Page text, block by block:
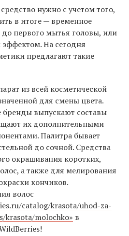
нужно с учетом того,
в итоге — временное
первого мытья головы, или
На сегодня
предлагают такие
из всей косметической
для смены цвета.
выпускают составы
их дополнительными
Палитра бывает
до сочной. Средства
окрашивания коротких,
а также для мелирования
кончиков.
волос
catalog/krasota/uhod-za-
krasota/molochko» в